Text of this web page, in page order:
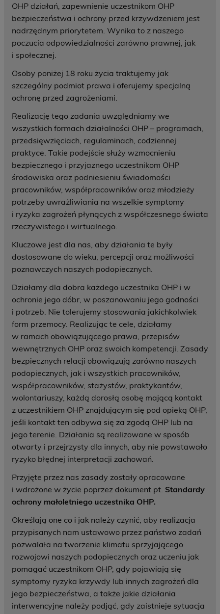
OHP działań, zapewnienie uczestnikom OHP
bezpieczeństwa i ochrony przed krzywdzeniem jest
nadrzędnym priorytetem. Wynika to z naszego
poczucia odpowiedzialności zarówno prawnej, jak
i społecznej.
Osoby poniżej 18 roku życia traktujemy jak
szczególny podmiot prawa i oferujemy specjalną
ochronę przed zagrożeniami.
Realizację tego zadania uwzględniamy we
wszystkich formach działalności OHP – programach,
przedsięwzięciach, regulaminach, codziennej
praktyce. Takie podejście służy wzmocnieniu
bezpiecznego i przyjaznego uczestnikom OHP
środowiska oraz podniesieniu świadomości
pracowników, współpracowników oraz młodzieży
potrzeby uwrażliwiania na wszelkie symptomy
i ryzyka zagrożeń płynących z współczesnego świata
rzeczywistego i wirtualnego.
Kluczowe jest dla nas, aby działania te były
dostosowane do wieku, percepcji oraz możliwości
poznawczych naszych podopiecznych.
Działamy dla dobra każdego uczestnika OHP i w
ochronie jego dóbr, w poszanowaniu jego godności
i potrzeb. Nie tolerujemy stosowania jakichkolwiek
form przemocy. Realizując te cele, działamy
w ramach obowiązującego prawa, przepisów
wewnętrznych OHP oraz swoich kompetencji. Zasady
bezpiecznych relacji obowiązują zarówno naszych
podopiecznych, jak i wszystkich pracowników,
współpracowników, stażystów, praktykantów,
wolontariuszy, każdą dorosłą osobę mającą kontakt
z uczestnikiem OHP znajdującym się pod opieką OHP,
jeśli kontakt ten odbywa się za zgodą OHP lub na
jego terenie. Działania są realizowane w sposób
otwarty i przejrzysty dla innych, aby nie powstawało
ryzyko błędnej interpretacji zachowań.
Przyjęte przez nas zasady zostały opracowane
i wdrożone w życie poprzez dokument pt. Standardy
ochrony małoletniego uczestnika OHP.
Określają one co i jak należy czynić, aby realizacja
przypisanych nam ustawowo przez państwo zadań
pozwalała na tworzenie klimatu sprzyjającego
rozwojowi naszych podopiecznych oraz uczeniu jak
pomagać uczestnikom OHP, gdy pojawiają się
symptomy ryzyka krzywdy lub innych zagrożeń dla
jego bezpieczeństwa, a także jakie działania
interwencyjne należy podjąć, gdy zaistnieje sytuacja